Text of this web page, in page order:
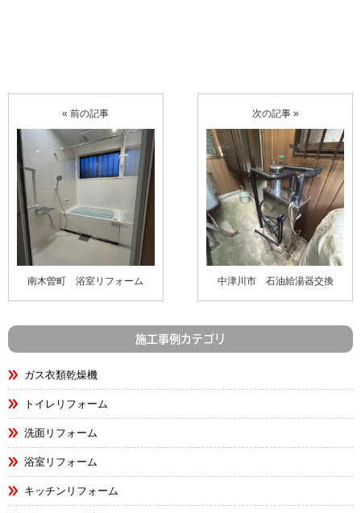
« 前の記事
南木曽町 浴室リフォーム
次の記事 »
中津川市 石油給湯器交換
施工事例カテゴリ
ガス衣類乾燥機
トイレリフォーム
洗面リフォーム
浴室リフォーム
キッチンリフォーム